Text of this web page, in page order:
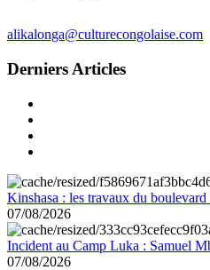
alikalonga@culturecongolaise.com
Derniers Articles
Kinshasa : les travaux du
07/08/2026
Incident au Camp Luka : Samuel
07/08/2026